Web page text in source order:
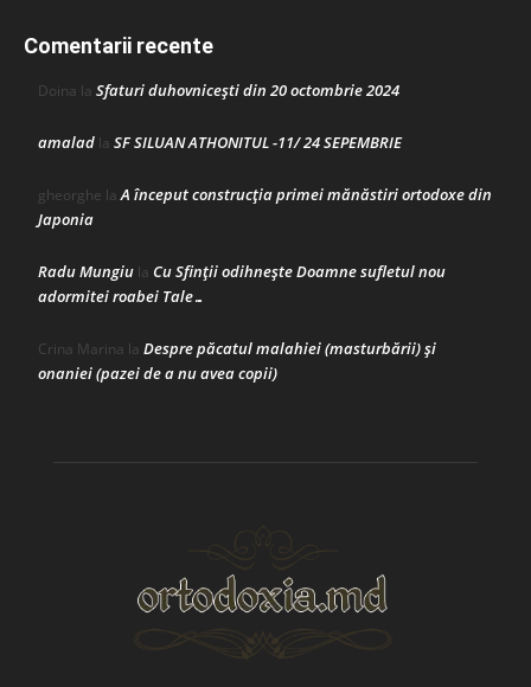
Comentarii recente
Doina la Sfaturi duhovnicești din 20 octombrie 2024
amalad la SF SILUAN ATHONITUL -11/ 24 SEPEMBRIE
gheorghe laA început construcţia primei mănăstiri ortodoxe din
Japonia
Radu Mungiu la Cu Sfinții odihnește Doamne sufletul nou
adormitei roabei Tale…
Crina Marina la Despre păcatul malahiei (masturbării) şi
onaniei (pazei de a nu avea copii)